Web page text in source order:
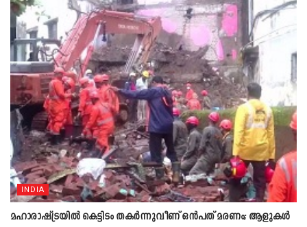
INDIA
മഹാരാഷ്ട്രയിൽ കെട്ടിടം തകർന്നുവീണ് ഒൻപത് മരണം; ആളുകൾ